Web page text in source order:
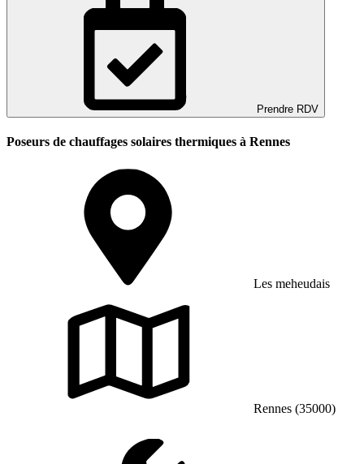
Prendre RDV
Poseurs de chauffages solaires thermiques à Rennes
Les meheudais
Rennes (35000)